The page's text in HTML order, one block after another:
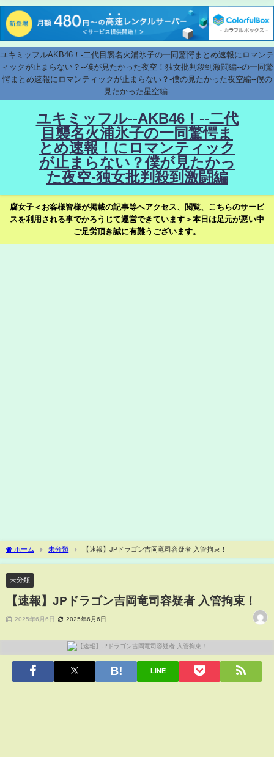
ユキミッフルAKB46！-二代目襲名火浦氷子の一同驚愕まとめ速報にロマンテ
ィックが止まらない？--僕が見たかった夜空！独女批判殺到激闘編--の一同驚
愕まとめ速報にロマンティックが止まらない？-僕の見たかった夜空編--僕の
見たかった星空編-
ユキミッフル--AKB46！--二代
目襲名火浦氷子の一同驚愕ま
とめ速報！にロマンティック
が止まらない？僕が見たかっ
た夜空-独女批判殺到激闘編
腐女子＜お客様皆様が掲載の記事等へアクセス、閲覧、こちらのサービ
スを利用される事でかろうじて運営できています＞本日は足元が悪い中
ご足労頂き誠に有難うございます。
ホーム 未分類 【速報】JPドラゴン吉岡竜司容疑者 入管拘束！
未分類
【速報】JPドラゴン吉岡竜司容疑者 入管拘束！
2025年6月6日 2025年6月6日
LINE